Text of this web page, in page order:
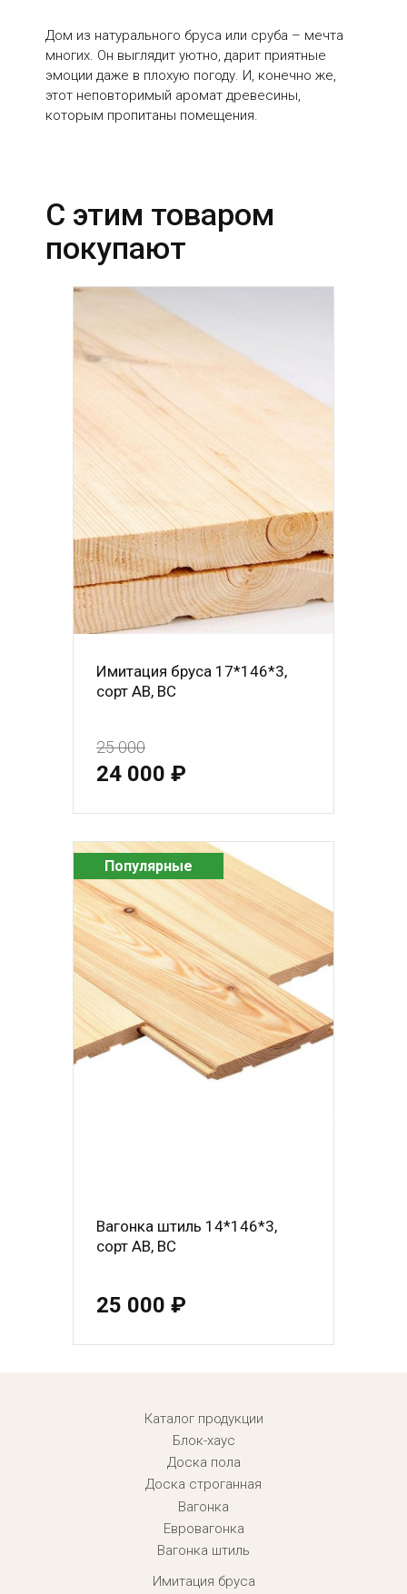
Дом из натурального бруса или сруба – мечта
многих. Он выглядит уютно, дарит приятные
эмоции даже в плохую погоду. И, конечно же,
этот неповторимый аромат древесины,
которым пропитаны помещения.
С этим товаром
покупают
Имитация бруса 17*146*3,
сорт АВ, BC
24 000 ₽
25 000
Популярные
Вагонка штиль 14*146*3,
сорт АВ, ВС
25 000 ₽
Menu footerКаталог продукции
Блок-хаус
Доска пола
Доска строганная
Вагонка
Евровагонка
Вагонка штиль
Имитация бруса